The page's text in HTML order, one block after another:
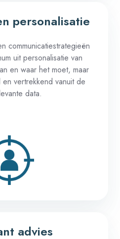
personalisatie
communicatiestrategieën
uit personalisatie van
en waar hetmoet, maar
en vertrekkend vanuitde
data.
advies​